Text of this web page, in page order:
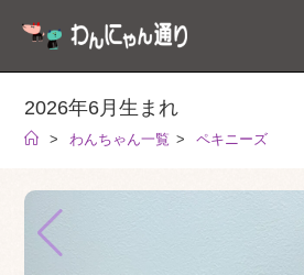
2026年6月生まれ
> わんちゃん一覧 > ペキニーズ